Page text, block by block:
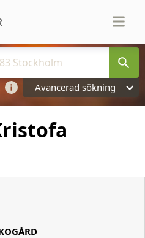
Avancerad sökning